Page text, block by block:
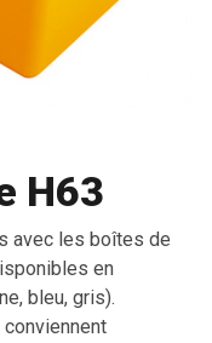
H63
avec les boîtes de
en
bleu, gris).
conviennent